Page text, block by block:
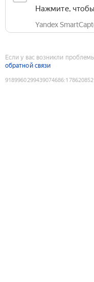
Нажмите,
Yandex
Если у вас возникли
обратной связи
9189960299439074686: